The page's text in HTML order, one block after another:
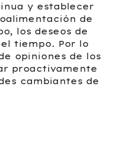
y establecer
de
los deseos de
tiempo. Por lo
opiniones de los
proactivamente
cambiantes de